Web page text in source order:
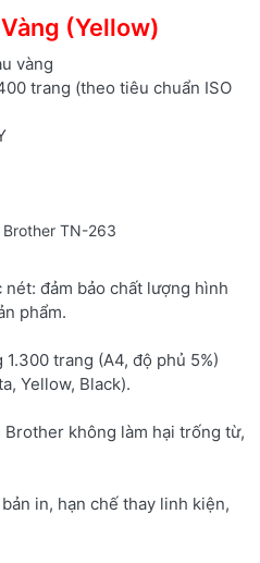
(Yellow)
vàng
trang (theo tiêu chuẩn ISO
TN-263
đảm bảo chất lượng hình
phẩm.
trang (A4, độ phủ 5%)
Yellow, Black).
Brother không làm hại trống từ,
in, hạn chế thay linh kiện,